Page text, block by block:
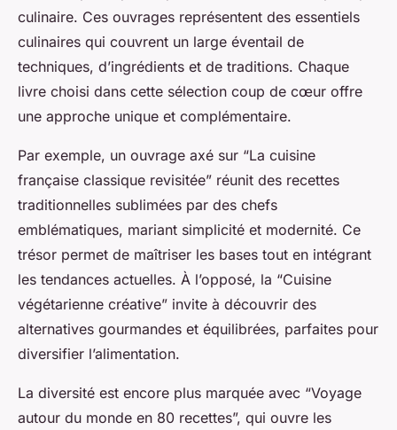
culinaire. Ces ouvrages représentent des essentiels
culinaires qui couvrent un large éventail de
techniques, d’ingrédients et de traditions. Chaque
livre choisi dans cette sélection coup de cœur offre
une approche unique et complémentaire.
Par exemple, un ouvrage axé sur “La cuisine
française classique revisitée” réunit des recettes
traditionnelles sublimées par des chefs
emblématiques, mariant simplicité et modernité. Ce
trésor permet de maîtriser les bases tout en intégrant
les tendances actuelles. À l’opposé, la “Cuisine
végétarienne créative” invite à découvrir des
alternatives gourmandes et équilibrées, parfaites pour
diversifier l’alimentation.
La diversité est encore plus marquée avec “Voyage
autour du monde en 80 recettes”, qui ouvre les